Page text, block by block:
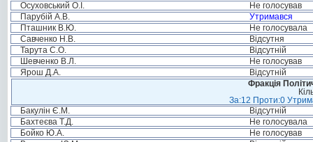
Осуховський О.І.
Не голосував
Парубій А.В.
Утримався
Пташник В.Ю.
Не голосувала
Савченко Н.В.
Відсутня
Тарута С.О.
Відсутній
Шевченко В.Л.
Не голосував
Ярош Д.А.
Відсутній
Фракція
За:12 Проти:0
Бакулін Є.М.
Відсутній
Бахтеєва Т.Д.
Не голосувала
Бойко Ю.А.
Не голосував